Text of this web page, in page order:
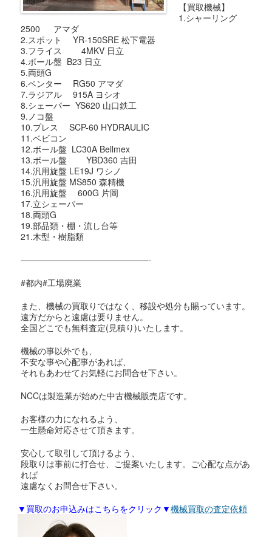
【買取機械】
1.シャーリング
2500 アマダ
2.スポット YR-150SRE 松下電器
3.フライス 4MKV 日立
4.ボール盤 B23 日立
5.両頭G
6.ベンター RG50 アマダ
7.ラジアル 915A ヨシオ
8.シェーパー YS620 山口鉄工
9.ノコ盤
10.プレス SCP-60 HYDRAULIC
11.ベビコン
12.ボール盤 LC30A Bellmex
13.ボール盤 YBD360 吉田
14.汎用旋盤 LE19J ワシノ
15.汎用旋盤 MS850 森精機
16.汎用旋盤 600G 片岡
17.立シェーパー
18.両頭G
19.部品類・棚・流し台等
21.木型・樹脂類
———————————————-
#都内#工場廃業
また、機械の買取りではなく、移設や処分も賜っています。
遠方だからと遠慮は要りません。
全国どこでも無料査定(見積り)いたします。
機械の事以外でも、
不安な事や心配事があれば、
それもあわせてお気軽にお問合せ下さい。
NCCは製造業が始めた中古機械販売店です。
お客様の力になれるよう、
一生懸命対応させて頂きます。
安心して取引して頂けるよう、
段取りは事前に打合せ、ご提案いたします。ご心配な点があ
れば
遠慮なくお問合せ下さい。
▼買取のお申込みはこちらをクリック▼機械買取の査定依頼